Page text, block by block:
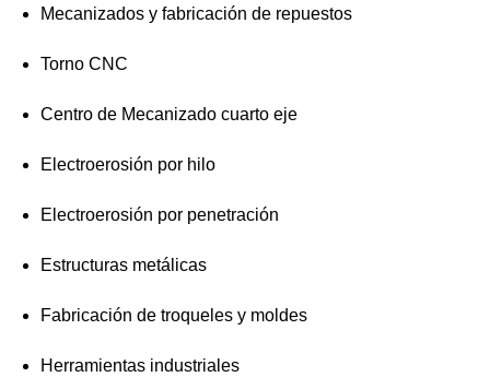
Mecanizados y fabricación de repuestos
Torno CNC
Centro de Mecanizado cuarto eje
Electroerosión por hilo
Electroerosión por penetración
Estructuras metálicas
Fabricación de troqueles y moldes
Herramientas industriales